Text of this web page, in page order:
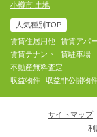
小樽市 土地
人気種別TOP
賃貸住居用他
賃貸アパ
賃貸テナント
貸駐車場
不動産無料査定
収益物件
収益非公開物
サイトマップ
利